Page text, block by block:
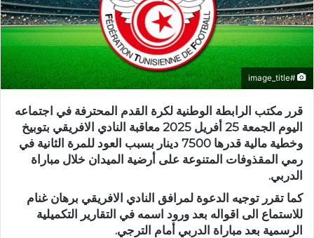
#image_title
قرر مكتب الرابطة الوطنية لكرة القدم المحترفة في اجتماعه
اليوم الجمعة 25 أفريل 2025 معاقبة النادي الافريقي بتوبيخ
وخطية مالية قدرها 7500 دينار بسبب العود للمرة الثانية في
رمي المقذوفات المتنوعة على أرضية الميدان خلال مباراة
الدربي.
كما تقرر توجيه الدعوة لمرافق النادي الافريقي برهان غنام
للاستماع الى اقواله بعد ورود اسمه في التقارير التكميلية
الرسمية بعد مباراة الدربي أمام الترجي.